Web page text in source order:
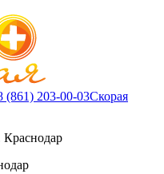
(861) 203-00-03Скорая
Краснодар